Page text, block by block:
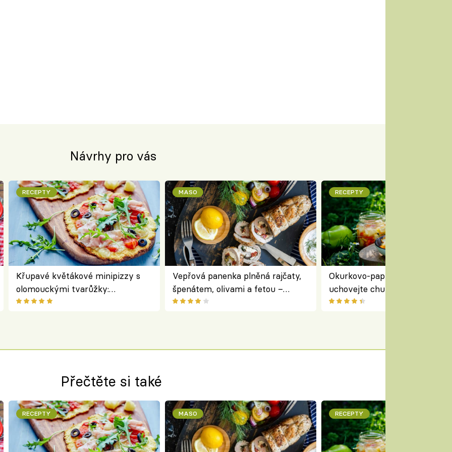
Návrhy pro vás
RECEPTY
Křupavé květákové minipizzy s
olomouckými tvarůžky:
bezlepkový oběd s typicky
MASO
Vepřová panenka plněná rajčaty,
špenátem, olivami a fetou –
perfektní středomořský recept na
RECEPTY
Okurkovo-papriková čalamáda
uchovejte chuť letní zeleniny
zimu
Přečtěte si také
RECEPTY MASO RECEPTY